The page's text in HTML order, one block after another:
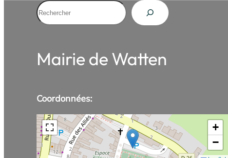
Rechercher
Mairie de Watten
Coordonnées:
+
−